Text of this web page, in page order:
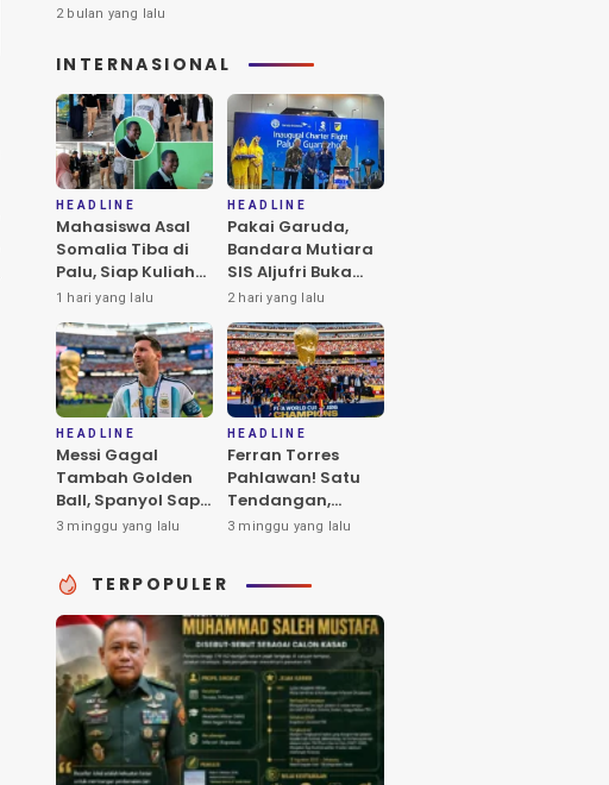
2 bulan yang lalu
INTERNASIONAL
HEADLINE
Mahasiswa Asal
Somalia Tiba di
Palu, Siap Kuliah
di UIN
Datokarama
1 hari yang lalu
HEADLINE
Pakai Garuda,
Bandara Mutiara
SIS Aljufri Buka
Penerbangan
Langsung Palu-
Guangzhou
2 hari yang lalu
HEADLINE
Messi Gagal
Tambah Golden
Ball, Spanyol Sapu
Bersih
Individu Piala
Dunia 2026
3 minggu yang lalu
HEADLINE
Ferran Torres
Pahlawan! Satu
Tendangan,
Spanyol Juara,
3 minggu yang lalu
TERPOPULER